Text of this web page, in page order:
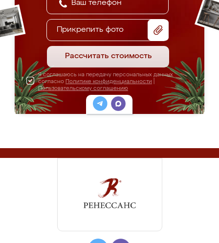
Прикрепить фото
Рассчитать стоимость
Я соглашаюсь на передачу персональных данных
согласно Политике конфиденциальности
Пользовательскому соглашению